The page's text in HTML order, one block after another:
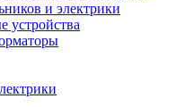
и электрики
устройства